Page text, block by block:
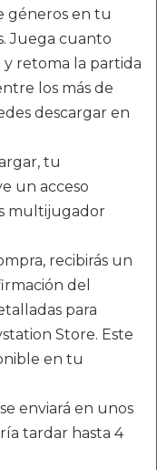
géneros en tu
Juega cuanto
retoma la partida
los más de
descargar en
tu
un acceso
multijugador
recibirás un
del
para
Store. Este
en tu
enviará en unos
tardar hasta 4